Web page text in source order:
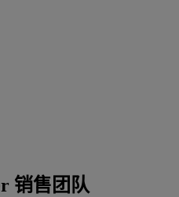
销售团队